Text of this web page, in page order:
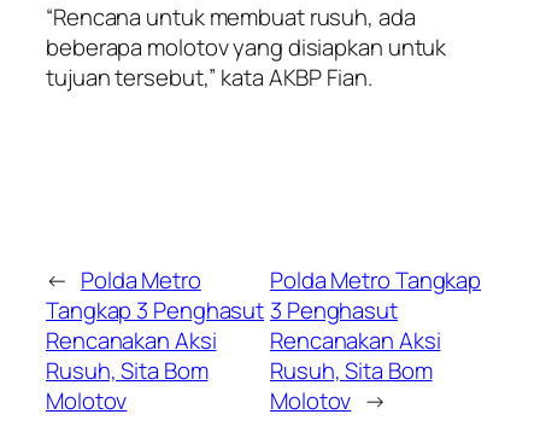
“Rencana untuk membuat rusuh, ada
beberapa molotov yang disiapkan untuk
tujuan tersebut,” kata AKBP Fian.
← Polda Metro
Tangkap 3 Penghasut
Rencanakan Aksi
Rusuh, Sita Bom
Molotov
Polda Metro Tangkap
3 Penghasut
Rencanakan Aksi
Rusuh, Sita Bom
Molotov →